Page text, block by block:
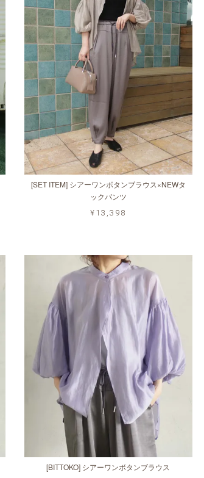
[SET ITEM] シアーワンボタンブラウス×NEWタ
ックパンツ
¥13,398
[BITTOKO] シアーワンボタンブラウス